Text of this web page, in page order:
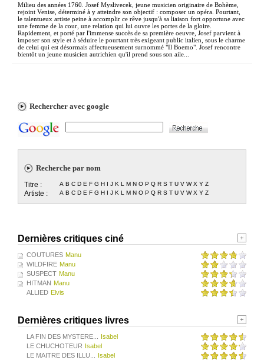
Milieu des années 1760. Josef Myslivecek, jeune musicien originaire de Bohème,
rejoint Venise, déterminé à y atteindre son objectif : composer un opéra. Pourtant,
le talentueux artiste peine à accomplir ce rêve jusqu'à sa liaison fort opportune avec
une femme de la cour, une relation qui lui ouvre les portes de la gloire.
Rapidement, et porté par l'immense succès de sa première oeuvre, Josef parvient à
imposer son style et à séduire le pourtant très exigeant public italien, sous le charme
de celui qui est désormais affectueusement surnommé "Il Boemo". Josef rencontre
bientôt un jeune musicien autrichien qu'il prend sous son aile...
Rechercher avec google
Recherche par nom
Titre : A B C D E F G H I J K L M N O P Q R S T U V W X Y Z
Artiste : A B C D E F G H I J K L M N O P Q R S T U V W X Y Z
Dernières critiques ciné
COUTURES Manu
WILDFIRE Manu
SUSPECT Manu
HITMAN Manu
ALLIED Elvis
Dernières critiques livres
LA FIN DES MYSTERE...
Isabel
LE CHUCHOTEUR Isabel
LE MAITRE DES ILLU...
Isabel